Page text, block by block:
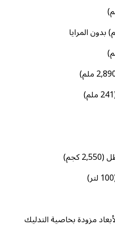
مزودة بخاصية التدليك